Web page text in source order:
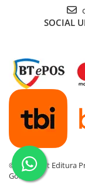
Cafea terapeutica
Ceai
Dezvoltare
BUSINESS
Carti de joc
Dezvoltare
Dezvoltare
SOCIAL
©Copyright Editura
Gomag